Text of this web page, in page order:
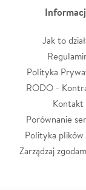
Jak to
Polityka
RODO -
Kontakt
Porównanie
Polityka plików
Zarządzaj